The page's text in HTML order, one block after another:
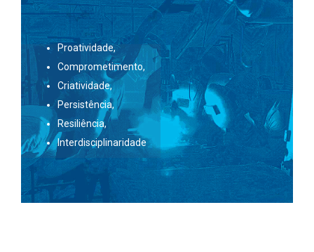
Proatividade,
Comprometimento,
Criatividade,
Persistência,
Resiliência,
Interdisciplinaridade